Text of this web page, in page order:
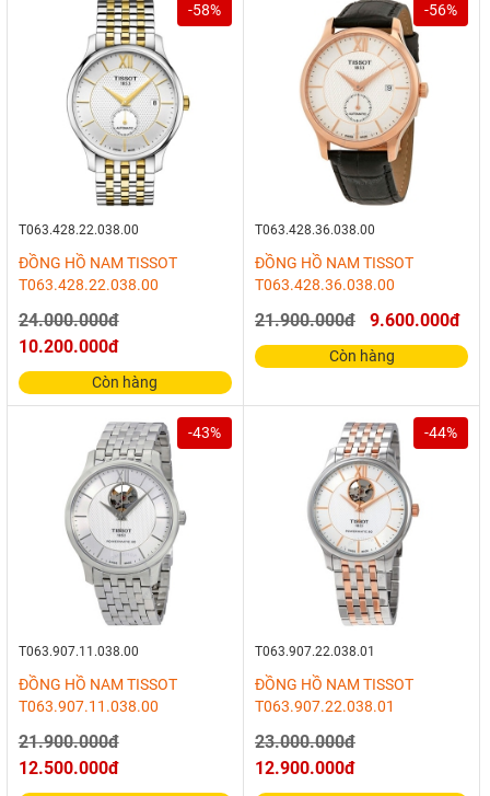
-58%
T063.428.22.038.00
ĐỒNG HỒ NAM TISSOT
T063.428.22.038.00
24.000.000đ
10.200.000đ
Còn hàng
-56%
T063.428.36.038.00
ĐỒNG HỒ NAM TISSOT
T063.428.36.038.00
21.900.000đ 9.600.000đ
Còn hàng
-43%
T063.907.11.038.00
ĐỒNG HỒ NAM TISSOT
T063.907.11.038.00
21.900.000đ
12.500.000đ
-44%
T063.907.22.038.01
ĐỒNG HỒ NAM TISSOT
T063.907.22.038.01
23.000.000đ
12.900.000đ